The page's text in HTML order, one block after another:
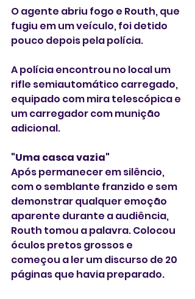
O agente abriu fogo e Routh, que
fugiu em um veículo, foi detido
pouco depois pela polícia.
A polícia encontrou no local um
rifle semiautomático carregado,
equipado com mira telescópica e
um carregador com munição
adicional.
"Uma casca vazia"
Após permanecer em silêncio,
com o semblante franzido e sem
demonstrar qualquer emoção
aparente durante a audiência,
Routh tomou a palavra. Colocou
óculos pretos grossos e
começou a ler um discurso de 20
páginas que havia preparado.